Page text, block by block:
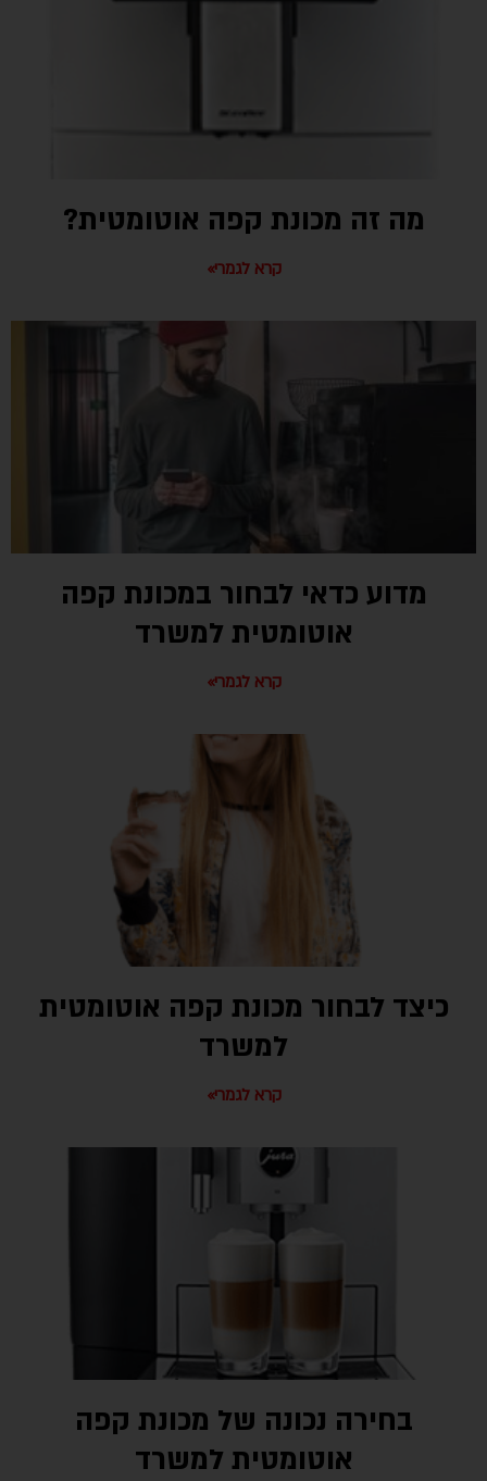
מה זה מכונת קפה אוטומטית?
קרא לגמרי»
מדוע כדאי לבחור במכונת קפה
אוטומטית למשרד
קרא לגמרי»
כיצד לבחור מכונת קפה אוטומטית
למשרד
קרא לגמרי»
בחירה נכונה של מכונת קפה
אוטומטית למשרד